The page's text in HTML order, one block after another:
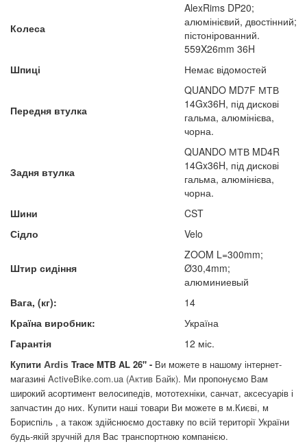
Колеса
AlexRims DP20;
алюмінієвий, двостінний;
пістонірованний.
559X26mm 36H
Шпиці
Немає відомостей
Передня втулка
QUANDO MD7F МТВ
14Gx36H, під дискові
гальма, алюмінієва,
чорна.
Задня втулка
QUANDO МТВ MD4R
14Gx36H, під дискові
гальма, алюмінієва,
чорна.
Шини
CST
Сідло
Velo
Штир сидіння
ZOOM L=300mm;
Ø30,4mm;
алюминиевый
Вага, (кг):
14
Країна виробник:
Україна
Гарантія
12 міс.
Купити Ardis Trace MTB AL 26" - Ви можете в нашому інтернет-
магазині ActiveBike.com.ua (Актив Байк). Ми пропонуємо Вам
широкий асортимент велосипедів, мототехніки, санчат, аксесуарів і
запчастин до них. Купити наші товари Ви можете в м.Києві, м
Бориспіль , а також здійснюємо доставку по всій території України
будь-якій зручній для Вас транспортною компанією.